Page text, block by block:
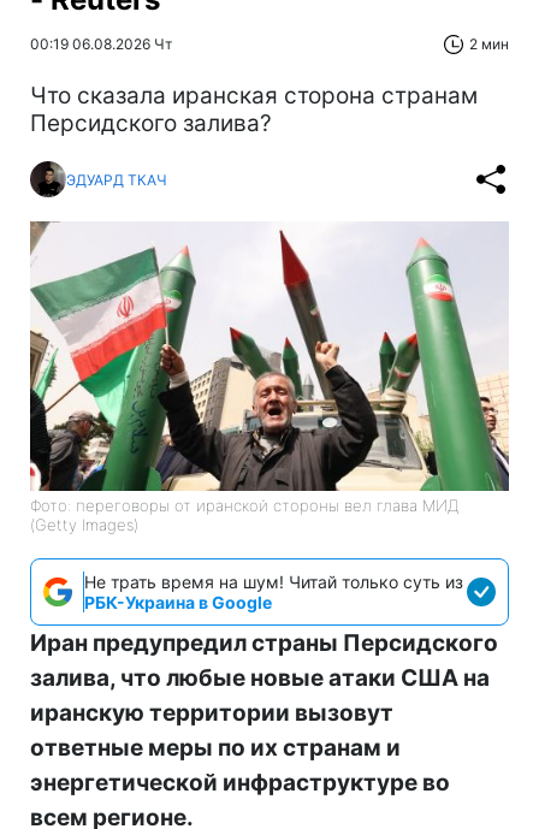
00:19 06.08.2026 Чт 2 мин
Что сказала иранская сторона странам
Персидского залива?
ЭДУАРД ТКАЧ
Фото: переговоры от иранской стороны вел глава МИД
(Getty Images)
Не трать время на шум! Читай только суть из
РБК-Украина в Google
Иран предупредил страны Персидского
залива, что любые новые атаки США на
иранскую территории вызовут
ответные меры по их странам и
энергетической инфраструктуре во
всем регионе.